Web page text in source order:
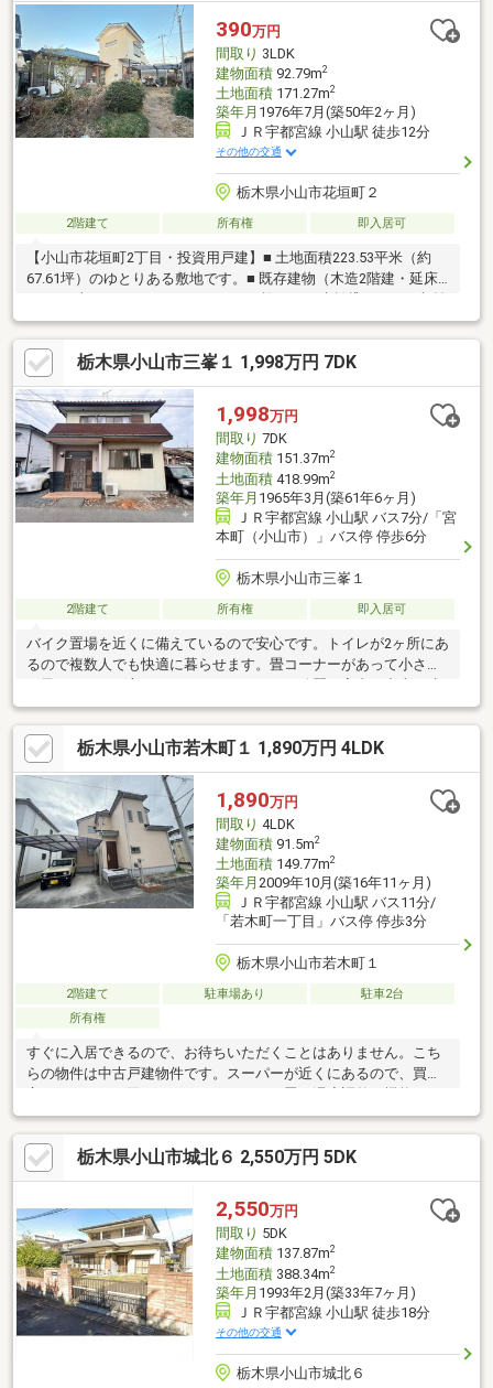
390万円
間取り 3LDK
建物面積92.79m2
土地面積171.27m2
築年月 1976年7月(築50年2ヶ月)
ＪＲ宇都宮線 小山駅 徒歩12分
その他の交通
栃木県小山市花垣町２
2階建て 所有権 即入居可
【小山市花垣町2丁目・投資用戸建】■ 土地面積223.53平米（約
67.61坪）のゆとりある敷地です。■ 既存建物（木造2階建・延床
化を目指す投資家様に適した物件です。■ 本物件は「再建築不
可」および「契約不適合責任免責（現況有姿引渡）」となりま
す。■ 第一種住居地域内の閑静な住宅街。周辺には小学校や公園
も点在し、居住用としてのニーズも見込めるエリアです。※路地
状部分面積：52.26平米（土地面積の約23%）を含みます。
栃木県小山市三峯１ 1,998万円 7DK
1,998万円
間取り 7DK
建物面積151.37m2
土地面積418.99m2
築年月 1965年3月(築61年6ヶ月)
ＪＲ宇都宮線 小山駅 バス7分/「宮
本町（小山市）」バス停 停歩6分
栃木県小山市三峯１
2階建て 所有権 即入居可
バイク置場を近くに備えているので安心です。トイレが2ヶ所にあ
るので複数人でも快適に暮らせます。畳コーナーがあって小さい
て物件で素敵な日々をおくりませんか。フローリングは木のぬく
もりが感じられるため住み心地も良好。洗面台付きの物件です。
斜面傾斜が少ない平坦な土地です。
栃木県小山市若木町１ 1,890万円 4LDK
1,890万円
間取り 4LDK
建物面積91.5m2
土地面積149.77m2
築年月 2009年10月(築16年11ヶ月)
ＪＲ宇都宮線 小山駅 バス11分/
「若木町一丁目」バス停 停歩3分
栃木県小山市若木町１
2階建て 駐車場あり
駐車2台
所有権
すぐに入居できるので、お待ちいただくことはありません。こち
らの物件は中古戸建物件です。スーパーが近くにあるので、買い
っているので、年中快適に過ごせます。バス停が徒歩3分圏内にあ
ります。収納として、どなたでも気軽に扱える押入があります。
夫婦それぞれが仕事に車を使う家庭に必要な駐車2台可能な物件で
す。
栃木県小山市城北６ 2,550万円 5DK
2,550万円
間取り 5DK
建物面積137.87m2
土地面積388.34m2
築年月 1993年2月(築33年7ヶ月)
ＪＲ宇都宮線 小山駅 徒歩18分
その他の交通
栃木県小山市城北６